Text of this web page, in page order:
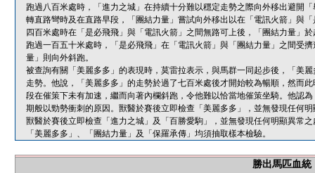
跑過八百米處時，「進力之城」在持續十分難以穩定走勢之際向外移出避開
轉直路彎時及在直路早段，「團結力量」嘗試向外移出以在「電訊火箭」與
四百米處時在「是必飛飛」與「電訊火箭」之間無路可上後，「團結力量」
跑過一百五十米處時，「是必飛飛」在「電訊火箭」與「團結力量」之間受
量」則向外斜跑。
被查詢有關「美麗多多」的表現時，莫雷拉表示，與馬群一同起步後，「美
走勢。他說，「美麗多多」的走勢於過了七百米處後才開始較為暢順，然而
段在催策下未有加速，繼而向著內欄斜跑，令他難以恰當地催策坐騎。他認
期般以勁勢衝刺的原因。獸醫於賽後立即檢查「美麗多多」，並無發現任何
獸醫於賽後立即檢查「進力之城」及「百勝愛駒」，並無發現任何明顯異常
「美麗多多」、「團結力量」及「保羅承傳」均須抽取樣本檢驗。
勝出馬匹血統